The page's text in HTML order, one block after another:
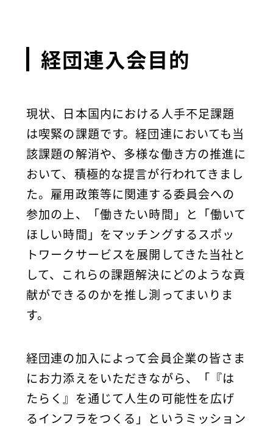
経団連入会目的
現状、日本国内における人手不足課題
は喫緊の課題です。経団連においても当
該課題の解消や、多様な働き方の推進に
おいて、積極的な提言が行われてきまし
た。雇用政策等に関連する委員会への
参加の上、「働きたい時間」と「働いて
ほしい時間」をマッチングするスポッ
トワークサービスを展開してきた当社と
して、これらの課題解決にどのような貢
献ができるのかを推し測ってまいりま
す。
経団連の加入によって会員企業の皆さま
にお力添えをいただきながら、
「 『は
たらく』を通じて人生の可能性を広げ
るインフラをつくる」というミッション